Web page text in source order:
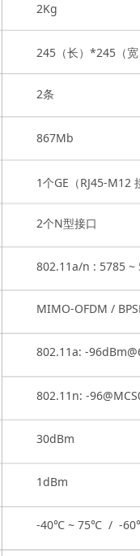
2Kg
245（长）*245（
2条
867Mb
1个GE（RJ45-M12
2个N型接口
802.11a/n : 5785 ~
MIMO-OFDM /
802.11a: -
802.11n: -
1dBm
-40℃ ~ 75℃ / -
30dBm